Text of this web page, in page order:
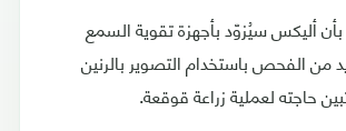
بأن أليكس سيُزوّد بأجهزة تقوية السمع
من الفحص باستخدام التصوير بالرنين
حاجته لعملية زراعة قوقعة.